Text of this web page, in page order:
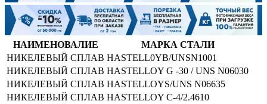
НАИМЕНОВАЛИЕ
МАРКА СТАЛИ
НИКЕЛЕВЫЙ СПЛАВ HASTELL0YB/UNSN1001
НИКЕЛЕВЫЙ СПЛАВ HASTELLOY G -30 / UNS N06030
НИКЕЛЕВЫЙ СПЛАВ HASTELLOYS/UNS N06635
НИКЕЛЕВЫЙ СПЛАВ HASTELLOY C-4/2.4610